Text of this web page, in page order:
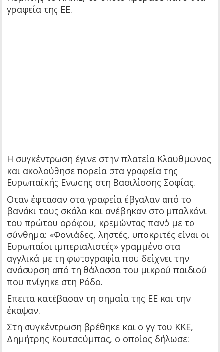
γραφεία της ΕΕ.
Η συγκέντρωση έγινε στην πλατεία Κλαυθμώνος
και ακολούθησε πορεία στα γραφεία της
Ευρωπαϊκής Ενωσης στη Βασιλίσσης Σοφίας.
Οταν έφτασαν στα γραφεία έβγαλαν από το
βανάκι τους σκάλα και ανέβηκαν στο μπαλκόνι
του πρώτου ορόφου, κρεμώντας πανό με το
σύνθημα: «Φονιάδες, ληστές, υποκριτές είναι οι
Ευρωπαίοι ιμπεριαλιστές» γραμμένο στα
αγγλικά με τη φωτογραφία που δείχνει την
ανάσυρση από τη θάλασσα του μικρού παιδιού
που πνίγηκε στη Ρόδο.
Επειτα κατέβασαν τη σημαία της ΕΕ και την
έκαψαν.
Στη συγκέντρωση βρέθηκε και ο γγ του ΚΚΕ,
Δημήτρης Κουτσούμπας, ο οποίος δήλωσε: